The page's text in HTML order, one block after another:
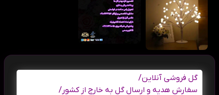
گل فروشی آنلاین/
سفارش هدیه و ارسال گل به خارج از کشور /